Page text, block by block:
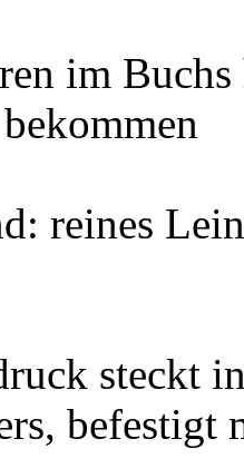
im Buchs
reines
steckt in
befestigt